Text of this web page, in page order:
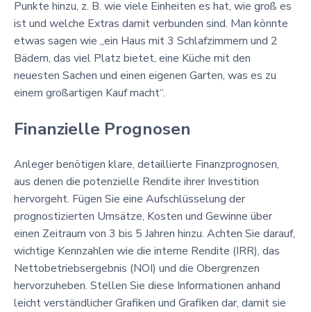
Punkte hinzu, z. B. wie viele Einheiten es hat, wie groß es
ist und welche Extras damit verbunden sind. Man könnte
etwas sagen wie „ein Haus mit 3 Schlafzimmern und 2
Bädern, das viel Platz bietet, eine Küche mit den
neuesten Sachen und einen eigenen Garten, was es zu
einem großartigen Kauf macht“.
Finanzielle Prognosen
Anleger benötigen klare, detaillierte Finanzprognosen,
aus denen die potenzielle Rendite ihrer Investition
hervorgeht. Fügen Sie eine Aufschlüsselung der
prognostizierten Umsätze, Kosten und Gewinne über
einen Zeitraum von 3 bis 5 Jahren hinzu. Achten Sie darauf,
wichtige Kennzahlen wie die interne Rendite (IRR), das
Nettobetriebsergebnis (NOI) und die Obergrenzen
hervorzuheben. Stellen Sie diese Informationen anhand
leicht verständlicher Grafiken und Grafiken dar, damit sie